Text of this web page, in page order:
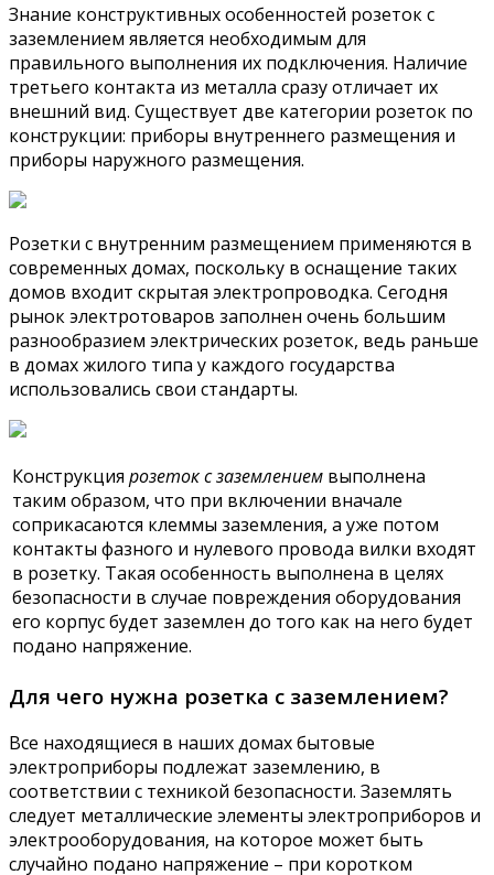
Знание конструктивных особенностей розеток с
заземлением является необходимым для
правильного выполнения их подключения. Наличие
третьего контакта из металла сразу отличает их
внешний вид. Существует две категории розеток по
конструкции: приборы внутреннего размещения и
приборы наружного размещения.
Розетки с внутренним размещением применяются в
современных домах, поскольку в оснащение таких
домов входит скрытая электропроводка. Сегодня
рынок электротоваров заполнен очень большим
разнообразием электрических розеток, ведь раньше
в домах жилого типа у каждого государства
использовались свои стандарты.
Конструкция розеток с заземлением выполнена
таким образом, что при включении вначале
соприкасаются клеммы заземления, а уже потом
контакты фазного и нулевого провода вилки входят
в розетку. Такая особенность выполнена в целях
безопасности в случае повреждения оборудования
его корпус будет заземлен до того как на него будет
подано напряжение.
Для чего нужна розетка с заземлением?
Все находящиеся в наших домах бытовые
электроприборы подлежат заземлению, в
соответствии с техникой безопасности. Заземлять
следует металлические элементы электроприборов и
электрооборудования, на которое может быть
случайно подано напряжение – при коротком